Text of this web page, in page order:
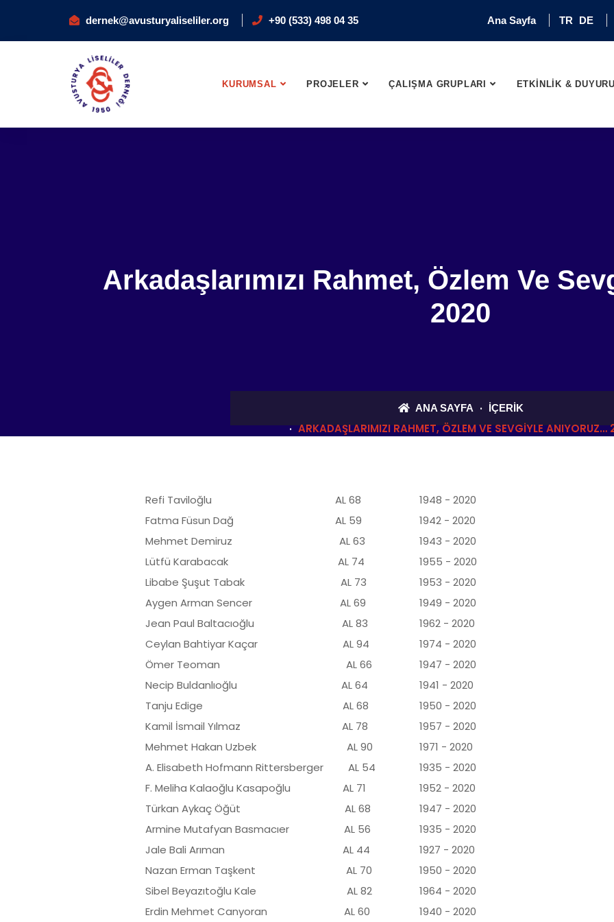
dernek@avusturyaliseliler.org +90 (533) 498 04 35 Ana Sayfa TR DE
KURUMSAL PROJELER ÇALIŞMA GRUPLARI ETKİNLİK &
Arkadaşlarımızı Rahmet, Özlem Ve
2020
ANA SAYFA İÇERIK
ARKADAŞLARIMIZI RAHMET, ÖZLEM VE SEVGIYLE ANIYORUZ…
Refi Taviloğlu AL 68
1948 - 2020
Fatma Füsun Dağ AL 59
1942 - 2020
Mehmet Demiruz AL 63
1943 - 2020
Lütfü Karabacak AL 74
1955 - 2020
Libabe Şuşut Tabak AL 73
1953 - 2020
Aygen Arman Sencer AL 69
1949 - 2020
Jean Paul Baltacıoğlu AL 83
1962 - 2020
Ceylan Bahtiyar Kaçar AL 94
1974 - 2020
Ömer Teoman AL 66
1947 - 2020
Necip Buldanlıoğlu AL 64
1941 - 2020
Tanju Edige AL 68
1950 - 2020
Kamil İsmail Yılmaz AL 78
1957 - 2020
Mehmet Hakan Uzbek AL 90
1971 - 2020
A. Elisabeth Hofmann Rittersberger AL 54
1935 - 2020
F. Meliha Kalaoğlu Kasapoğlu AL 71
1952 - 2020
Türkan Aykaç Öğüt AL 68
1947 - 2020
Armine Mutafyan Basmacıer AL 56
1935 - 2020
Jale Bali Arıman AL 44
1927 - 2020
Nazan Erman Taşkent AL 70
1950 - 2020
Sibel Beyazıtoğlu Kale AL 82
1964 - 2020
Erdin Mehmet Canyoran AL 60
1940 - 2020